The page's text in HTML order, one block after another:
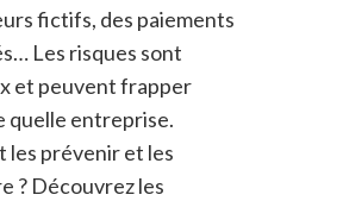
fictifs, des paiements
Les risques sont
et peuvent frapper
quelle entreprise.
les prévenir et les
? Découvrez les